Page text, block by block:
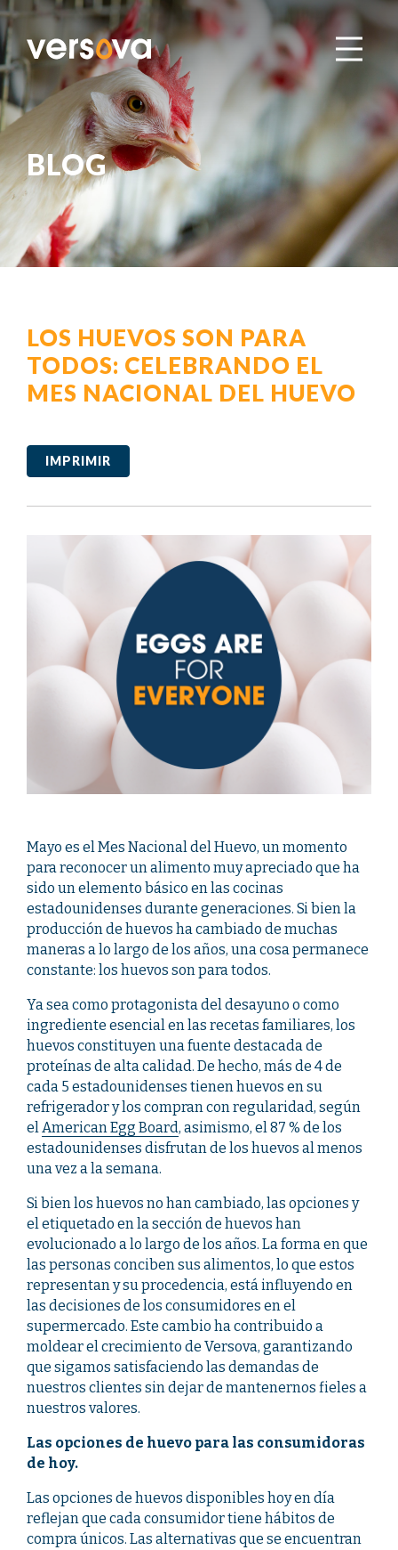
BLOG
LOS HUEVOS SON PARA
TODOS: CELEBRANDO EL
MES NACIONAL DEL HUEVO
IMPRIMIR
Mayo es el Mes Nacional del Huevo, un momento
para reconocer un alimento muy apreciado que ha
sido un elemento básico en las cocinas
estadounidenses durante generaciones. Si bien la
producción de huevos ha cambiado de muchas
maneras a lo largo de los años, una cosa permanece
constante: los huevos son para todos.
Ya sea como protagonista del desayuno o como
ingrediente esencial en las recetas familiares, los
huevos constituyen una fuente destacada de
proteínas de alta calidad. De hecho, más de 4 de
cada 5 estadounidenses tienen huevos en su
refrigerador y los compran con regularidad, según
elAmerican Egg Board, asimismo, el 87 % de los
estadounidenses disfrutan de los huevos al menos
una vez a la semana.
Si bien los huevos no han cambiado, las opciones y
el etiquetado en la sección de huevos han
evolucionado a lo largo de los años. La forma en que
las personas conciben sus alimentos, lo que estos
representan y su procedencia, está influyendo en
las decisiones de los consumidores en el
supermercado. Este cambio ha contribuido a
moldear el crecimiento de Versova, garantizando
que sigamos satisfaciendo las demandas de
nuestros clientes sin dejar de mantenernos fieles a
nuestros valores.
Las opciones de huevo para las consumidoras
de hoy.
Las opciones de huevos disponibles hoy en día
reflejan que cada consumidor tiene hábitos de
compra únicos. Las alternativas que se encuentran